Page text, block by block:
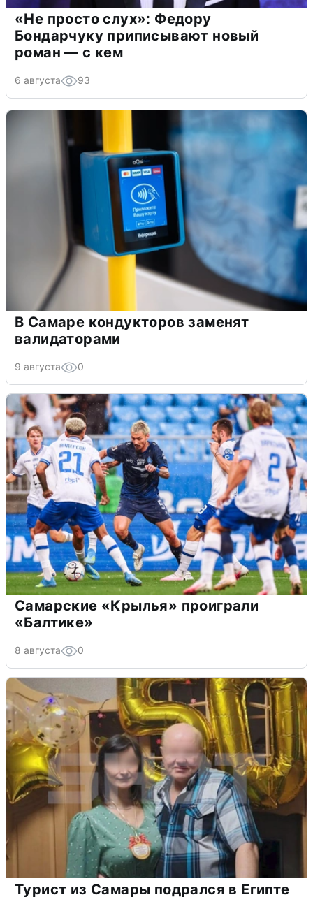
«Не просто слух»: Федору
Бондарчуку приписывают новый
роман — с кем
6 августа 93
В Самаре кондукторов заменят
валидаторами
9 августа 0
Самарские «Крылья» проиграли
«Балтике»
8 августа 0
Турист из Самары подрался в Египте